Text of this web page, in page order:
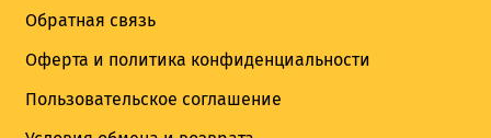
Обратная связь
Оферта и политика конфиденциальности
Пользовательское соглашение